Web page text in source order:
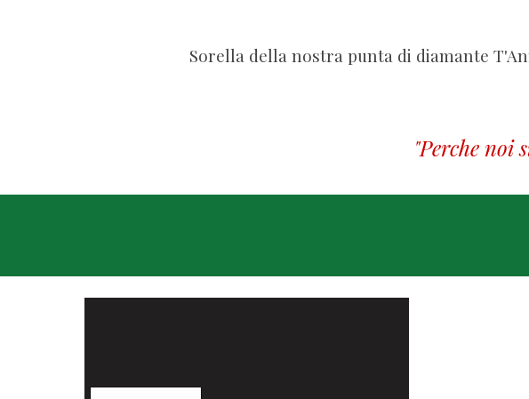
Sorella della nostra punta di diamante
"Perche noi